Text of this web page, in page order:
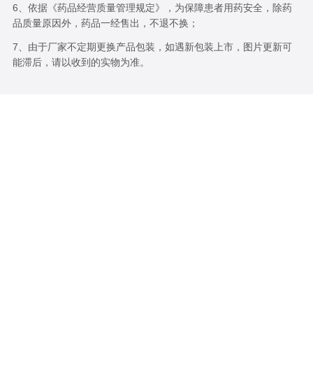
6、依据《药品经营质量管理规定》，为保障患者用药安全，除药
品质量原因外，药品一经售出，不退不换；
7、由于厂家不定期更换产品包装，如遇新包装上市，图片更新可
能滞后，请以收到的实物为准。